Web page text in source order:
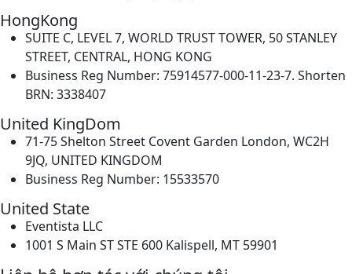
HongKong
SUITE C, LEVEL 7, WORLD TRUST TOWER, 50 STANLEY
STREET, CENTRAL, HONG KONG
Business Reg Number: 75914577-000-11-23-7. Shorten
BRN: 3338407
United KingDom
71-75 Shelton Street Covent Garden London, WC2H
9JQ, UNITED KINGDOM
Business Reg Number: 15533570
United State
Eventista LLC
1001 S Main ST STE 600 Kalispell, MT 59901